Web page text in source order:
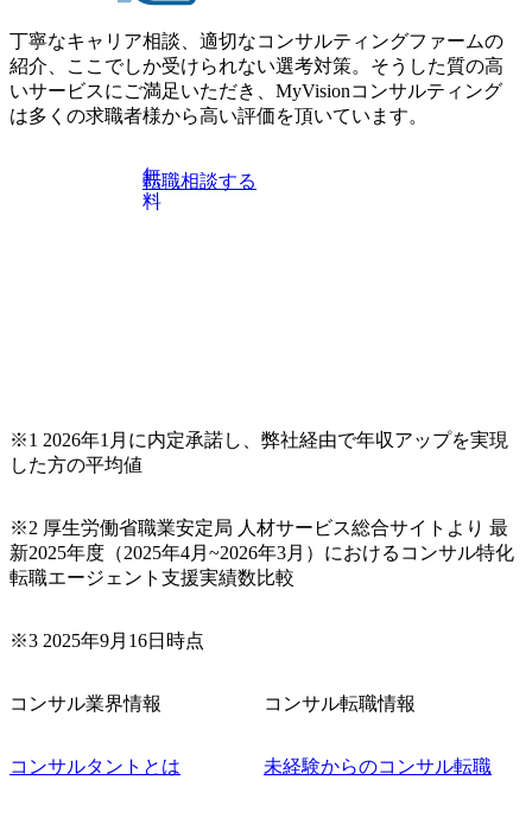
26年8月18日(火) 19:00開始～最長20:00終了 2026年8月13日
(木) 16:00 当日はDirbatoの現役トップコンサルタントが業界
動向を踏まえ、コンサルティング市場の最新トレンドをお
伝えいたします。コンサルティング業界への転職を迷われ
ている方や情報収集を行いたい方のご参加も歓迎です。更
ンサルタントも登壇しますので、当社へ気になることや転
職後のご不安な事はその場でご質問いただけますので、ぜ
承ください。 【服装・持ち物】 ・特になし カジュアルな服
装でご参加ください。 【募集ポジション】 ITコンサルタン
定 ・全社デジタルトランスフォーメーション企画構想 ・業
務/組織/システムの現状分析/RPA選定/導入/実装 ・プライベ
ート/パブリッククラウド導入 ・AI活用による業務効率化/
企画 ・Disruptive Technologyを活用した新規事業の立案/推
上げていきたい ・サービスやソリューションに捉われず、
でのプロジェクトに参画し、自身のスキルアップを図りた
丁寧なキャリア相談、適切なコンサルティングファームの
紹介、ここでしか受けられない選考対策。そうした質の高
いサービスにご満足いただき、MyVisionコンサルティング
は多くの求職者様から高い評価を頂いています。
無
料
転職相談する
※1 2026年1月に内定承諾し、弊社経由で年収アップを実現
した方の平均値
※2 厚生労働省職業安定局 人材サービス総合サイトより 最
新2025年度（2025年4月~2026年3月）におけるコンサル特化
転職エージェント支援実績数比較
※3 2025年9月16日時点
コンサル業界情報
コンサルタントとは
コンサル転職情報
未経験からのコンサル転職